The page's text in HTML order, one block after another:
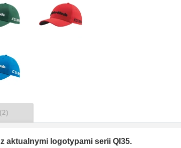
aktualnymi logotypami serii QI35.